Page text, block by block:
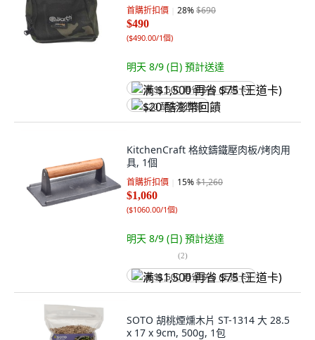
首購折扣價 28%$690
$490
($490.00/1個)
明天 8/9 (日) 預計送達
满 $1,500 再省 $75 (王道卡)
$20 酷澎幣回饋
KitchenCraft 格紋鑄鐵壓肉板/烤肉用
具, 1個
首購折扣價 15%$1,260
$1,060
($1060.00/1個)
明天 8/9 (日) 預計送達
(2)
满 $1,500 再省 $75 (王道卡)
SOTO 胡桃煙燻木片 ST-1314 大 28.5
x 17 x 9cm, 500g, 1包